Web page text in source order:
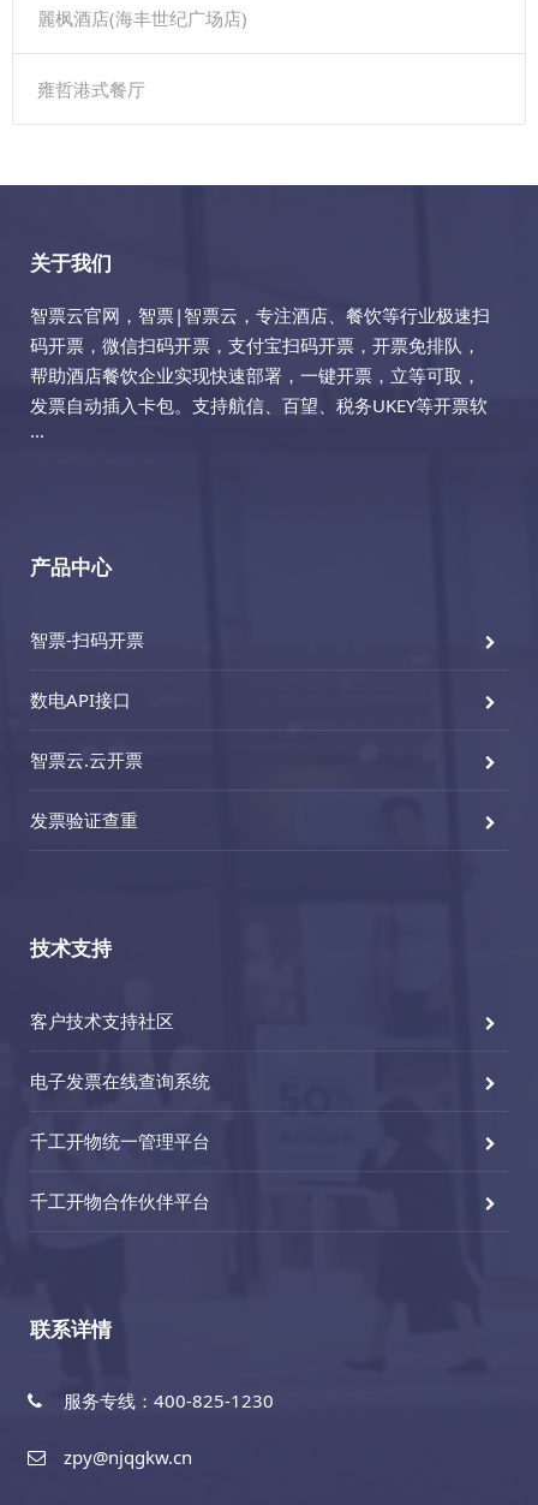
麗枫酒店(海丰世纪广场店)
雍哲港式餐厅
关于我们
智票云官网，智票|智票云，专注酒店、餐饮等行业极速扫
码开票，微信扫码开票，支付宝扫码开票，开票免排队，
帮助酒店餐饮企业实现快速部署，一键开票，立等可取，
发票自动插入卡包。支持航信、百望、税务UKEY等开票软
···
产品中心
智票-扫码开票
数电API接口
智票云.云开票
发票验证查重
技术支持
客户技术支持社区
电子发票在线查询系统
千工开物统一管理平台
千工开物合作伙伴平台
联系详情
服务专线：400-825-1230
zpy@njqgkw.cn